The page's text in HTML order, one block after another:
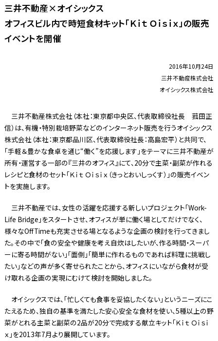
三井不動産×オイシックス
オフィスビル内で時短食材キット「Ｋｉｔ Ｏｉｓｉｘ」の販売
イベントを開催
2016年10月24日
三井不動産株式会社
オイシックス株式会社
三井不動産株式会社（本社：東京都中央区、代表取締役社長 菰田正
信）は、有機・特別栽培野菜などのインターネット販売を行うオイシックス
株式会社（本社：東京都品川区、代表取締役社長：高島宏平）と共同で、
「手軽＆豊かな食卓を通じ“働く”を応援します」をテーマに三井不動産が
所有・運営する一部の『三井のオフィス』にて、20分で主菜・副菜が作れる
レシピと食材のセット「Ｋｉｔ Ｏｉｓｉｘ（きっとおいしっくす）」の販売イベン
トを実施します。
三井不動産では、女性の活躍を応援する新しいプロジェクト「Work-
Life Bridge」をスタートさせ、オフィスが単に働く場としてだけでなく、
様々なOffTimeも充実させる場となるような企画の検討を行ってきまし
た。その中で「食の安全や健康を考え自炊はしたいが、作る時間・スーパ
ーに寄る時間がない」「面倒」「簡単に作れるものであれば料理に挑戦し
たい」などの声が多く寄せられたことから、オフィスにいながら食材が受
け取れる企画の実現にむけて検討を開始しました。
オイシックスでは、「忙しくても食事を妥協したくない」というニーズにこ
たえるため、独自の基準を満たした安心安全な食材を使い、5種以上の野
菜がとれる主菜と副菜の2品が20分で完成する献立キット「Ｋｉｔ Ｏｉｓｉ
ｘ」を2013年7月より展開しています。